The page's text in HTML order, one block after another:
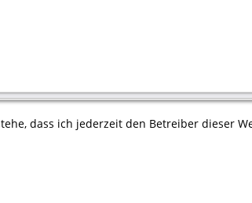
dass ich jederzeit den Betreiber dieser